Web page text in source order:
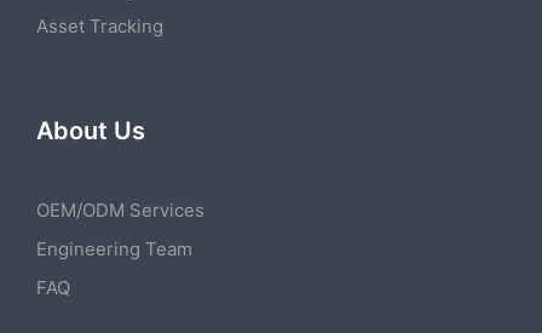
Asset Tracking
About Us
OEM/ODM Services
Engineering Team
FAQ